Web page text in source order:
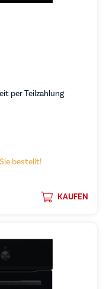
per Teilzahlung
bestellt!
KAUFEN